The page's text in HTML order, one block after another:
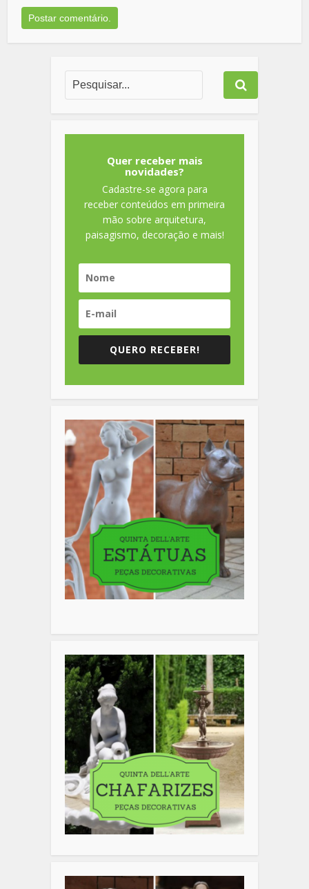
Quer receber mais
novidades?
Cadastre-se agora para
receber conteúdos em primeira
mão sobre arquitetura,
paisagismo, decoração e mais!
QUERO RECEBER!